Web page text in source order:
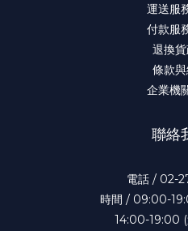
運送服
付款服
退換
條款
企業機
聯絡
電話 / 02-
時間 / 09:00-
14:00-19:00 (